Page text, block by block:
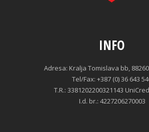
INFO
Adresa: Kralja Tomislava bb,
Tel/Fax: +387 (0) 36 643
T.R.: 3381202200321143
I.d. br.: 4227206270003